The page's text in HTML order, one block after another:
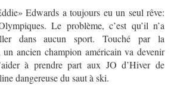
Edwards a toujours eu un seul rêve:
Le problème, c’est qu’il n’a
dans aucun sport. Touché par la
un ancien champion américain va devenir
à prendre part aux JO d’Hiver de
dangereuse du saut à ski.